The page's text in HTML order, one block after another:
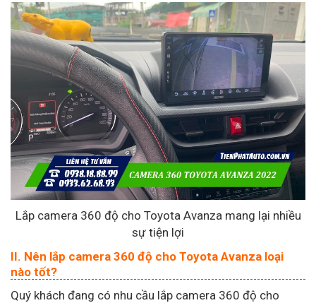
Lắp camera 360 độ cho Toyota Avanza mang lại nhiều
sự tiện lợi
II. Nên lắp camera 360 độ cho Toyota Avanza loại
nào tốt?
Quý khách đang có nhu cầu lắp camera 360 độ cho